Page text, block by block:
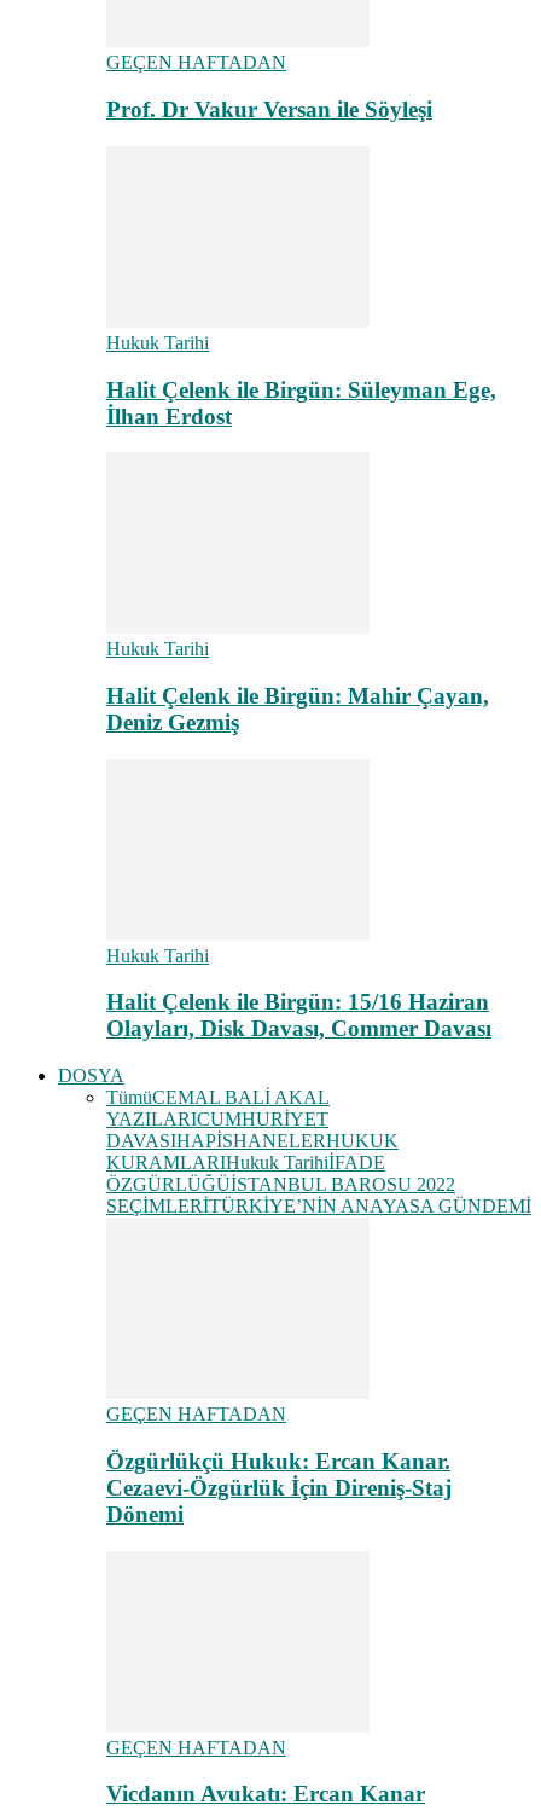
GEÇEN HAFTADAN
Prof. Dr Vakur Versan ile Söyleşi
Hukuk Tarihi
Halit Çelenk ile Birgün: Süleyman Ege,
İlhan Erdost
Hukuk Tarihi
Halit Çelenk ile Birgün: Mahir Çayan,
Deniz Gezmiş
Hukuk Tarihi
Halit Çelenk ile Birgün: 15/16 Haziran
Olayları, Disk Davası, Commer Davası
DOSYA
TümüCEMAL BALİ AKAL
YAZILARICUMHURİYET
DAVASIHAPİSHANELERHUKUK
KURAMLARIHukuk TarihiİFADE
ÖZGÜRLÜĞÜİSTANBUL BAROSU 2022
SEÇİMLERİTÜRKİYE’NİN ANAYASA GÜNDEMİ
GEÇEN HAFTADAN
Özgürlükçü Hukuk: Ercan Kanar.
Cezaevi-Özgürlük İçin Direniş-Staj
Dönemi
GEÇEN HAFTADAN
Vicdanın Avukatı: Ercan Kanar